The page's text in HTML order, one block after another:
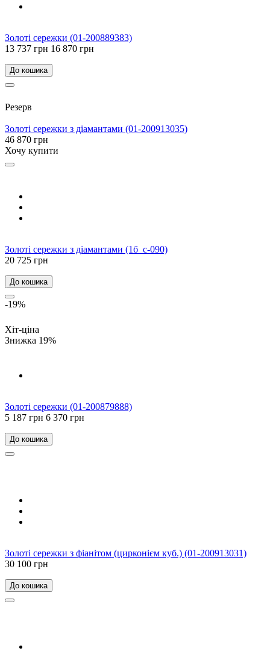
Золоті сережки (01-200889383)
13 737 грн 16 870 грн
До кошика
Резерв
Золоті сережки з діамантами (01-200913035)
46 870 грн
Хочу купити
Золоті сережки з діамантами (1б_с-090)
20 725 грн
До кошика
-19%
Хіт-ціна
Знижка 19%
Золоті сережки (01-200879888)
5 187 грн 6 370 грн
До кошика
Золоті сережки з фіанітом (цирконієм куб.) (01-200913031)
30 100 грн
До кошика